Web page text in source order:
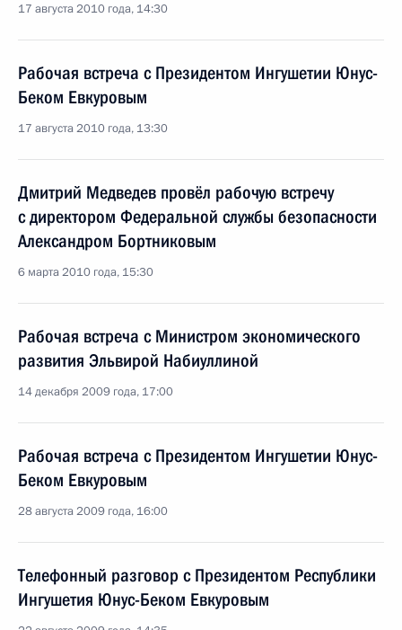
17 августа 2010 года, 14:30
Рабочая встреча с Президентом Ингушетии Юнус-
Беком Евкуровым
17 августа 2010 года, 13:30
Дмитрий Медведев провёл рабочую встречу
с директором Федеральной службы безопасности
Александром Бортниковым
6 марта 2010 года, 15:30
Рабочая встреча с Министром экономического
развития Эльвирой Набиуллиной
14 декабря 2009 года, 17:00
Рабочая встреча с Президентом Ингушетии Юнус-
Беком Евкуровым
28 августа 2009 года, 16:00
Телефонный разговор с Президентом Республики
Ингушетия Юнус-Беком Евкуровым